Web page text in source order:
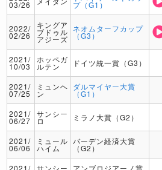
03/26 プ（G1）
2022/
02/26
キングア
ブドゥル
アジーズ
ネオムターフカップ
（G3）
2021/
10/03
ホッペガ
ルテン ドイツ統一賞（G3）
2021/
07/25
ミュンヘ
ン
ダルマイヤー大賞
（G1）
2021/
06/27
サンシー
ロ ミラノ大賞（G2）
2021/
06/06
ミュール
ハイム
バーデン経済大賞
（G2）